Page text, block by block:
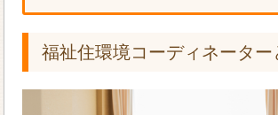
福祉住環境コーディネーター